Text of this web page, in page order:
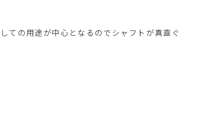
ての用途が中心となるのでシャフトが真直ぐ